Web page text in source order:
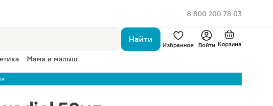
8 800 200 78 03
Найти
Избранное Войти Корзина
Мама и малыш